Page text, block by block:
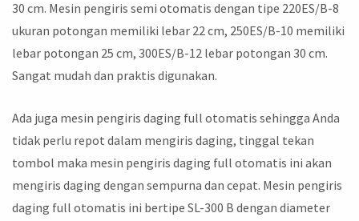
30 cm. Mesin pengiris semi otomatis dengan tipe 220ES/B-8
ukuran potongan memiliki lebar 22 cm, 250ES/B-10 memiliki
lebar potongan 25 cm, 300ES/B-12 lebar potongan 30 cm.
Sangat mudah dan praktis digunakan.
Ada juga mesin pengiris daging full otomatis sehingga Anda
tidak perlu repot dalam mengiris daging, tinggal tekan
tombol maka mesin pengiris daging full otomatis ini akan
mengiris daging dengan sempurna dan cepat. Mesin pengiris
daging full otomatis ini bertipe SL-300 B dengan diameter